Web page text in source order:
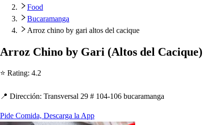
Food
Bucaramanga
Arroz chino by gari altos del cacique
Arroz Chino by Gari (Altos del Cacique)
⭐ Rating: 4.2
📍 Dirección: Transversal 29 # 104-106 bucaramanga
Pide Comida, Descarga la App